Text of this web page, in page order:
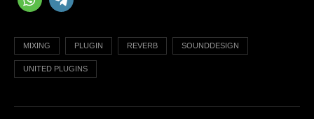
MIXING PLUGIN REVERB SOUNDDESIGN
UNITED PLUGINS